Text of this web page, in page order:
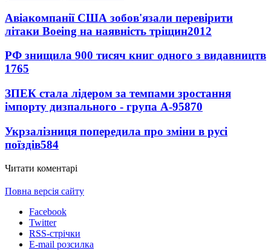
Авіакомпанії США зобов'язали перевірити
літаки Boeing на наявність тріщин2012
РФ знищила 900 тисяч книг одного з видавництв
1765
ЗПЕК стала лідером за темпами зростання
імпорту дизпального - група А-95870
Укрзалізниця попередила про зміни в русі
поїздів584
Читати коментарі
Повна версія сайту
Facebook
Twitter
RSS-стрічки
E-mail розсилка